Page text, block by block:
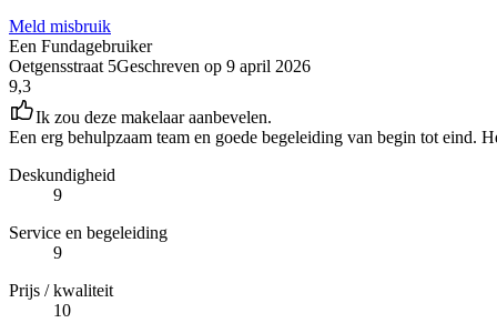
Meld misbruik
Een Fundagebruiker
Oetgensstraat 5Geschreven op 9 april 2026
9,3
Ik zou deze makelaar aanbevelen.
Een erg behulpzaam team en goede begeleiding van begin tot eind.
Deskundigheid
9
Service en begeleiding
9
Prijs / kwaliteit
10